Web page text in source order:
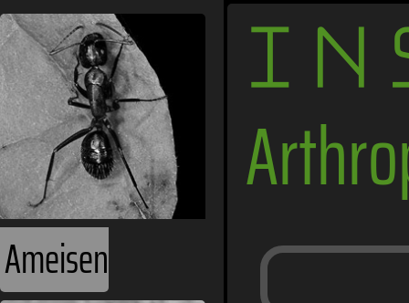
Ameisen